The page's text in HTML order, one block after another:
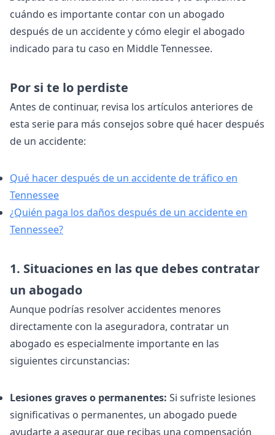
cuándo es importante contar con un abogado
después de un accidente y cómo elegir el abogado
indicado para tu caso en Middle Tennessee.
Por si te lo perdiste
Antes de continuar, revisa los artículos anteriores de
esta serie para más consejos sobre qué hacer después
de un accidente:
Qué hacer después de un accidente de tráfico en
Tennessee
¿Quién paga los daños después de un accidente en
Tennessee?
1. Situaciones en las que debes contratar
un abogado
Aunque podrías resolver accidentes menores
directamente con la aseguradora, contratar un
abogado es especialmente importante en las
siguientes circunstancias:
Lesiones graves o permanentes: Si sufriste lesiones
significativas o permanentes, un abogado puede
ayudarte a asegurar que recibas una compensación